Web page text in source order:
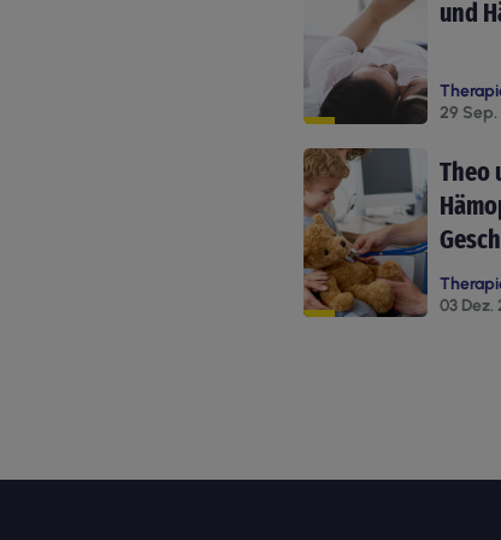
und
29 Sep.
Theo
03 Dez.